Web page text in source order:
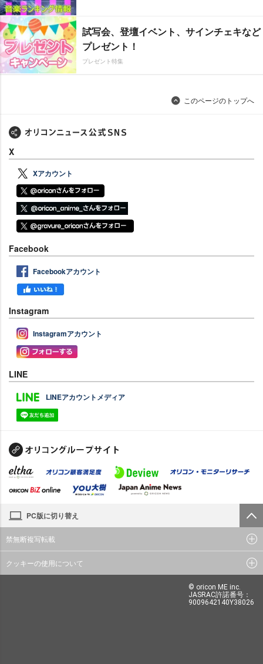
試写会、登壇イベント、サインチェキなど
プレゼント！
プレゼント特集
このページのトップへ
X
Xアカウント
Facebook
Facebookアカウント
Instagram
Instagramアカウント
LINE
LINEアカウントメディア
PC版に切り替え
禁無断複写転載
クッキーの使用について
© oricon ME inc.
JASRAC許諾番号：
9009642140Y38026